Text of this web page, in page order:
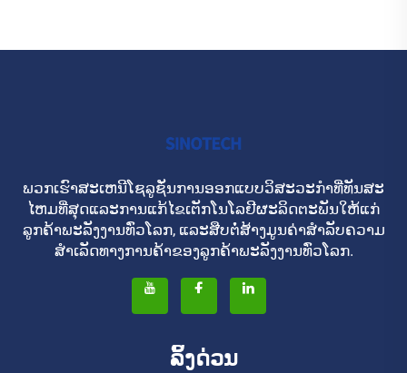
ພວກເຮົາສະເຫນີໂຊລູຊັ່ນການອອກແບບວິສະວະກໍາທີ່ທັນສະ
ໄຫມທີ່ສຸດແລະການແກ້ໄຂເຕັກໂນໂລຢີຜະລິດຕະພັນໃຫ້ແກ່
ລູກຄ້າພະລັງງານທົ່ວໂລກ, ແລະສືບຕໍ່ສ້າງມູນຄ່າສໍາລັບຄວາມ
ສໍາເລັດທາງການຄ້າຂອງລູກຄ້າພະລັງງານທົ່ວໂລກ.
ລິ້ງດ່ວນ